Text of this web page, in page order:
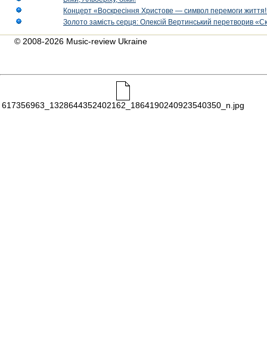
Концерт «Воскресіння Христове — символ перемоги
Золото замість серця: Олексій Вертинський перетворив
© 2008-2026 Music-review Ukraine
617356963_1328644352402162_1864190240923540350_n.jpg